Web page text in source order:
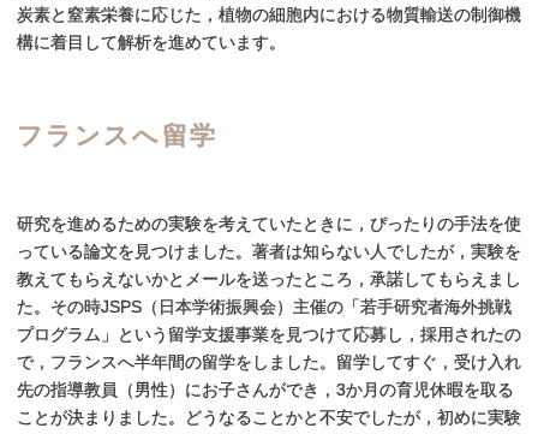
炭素と窒素栄養に応じた，植物の細胞内における物質輸送の制御機
構に着目して解析を進めています。
フランスへ留学
研究を進めるための実験を考えていたときに，ぴったりの手法を使
っている論文を見つけました。著者は知らない人でしたが，実験を
教えてもらえないかとメールを送ったところ，承諾してもらえまし
た。その時JSPS（日本学術振興会）主催の「若手研究者海外挑戦
プログラム」という留学支援事業を見つけて応募し，採用されたの
で，フランスへ半年間の留学をしました。留学してすぐ，受け入れ
先の指導教員（男性）にお子さんができ，3か月の育児休暇を取る
ことが決まりました。どうなることかと不安でしたが，初めに実験